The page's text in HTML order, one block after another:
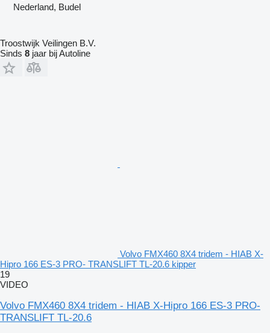
Nederland, Budel
Troostwijk Veilingen B.V.
Sinds 8 jaar bij Autoline
Volvo FMX460 8X4 tridem - HIAB X-
Hipro 166 ES-3 PRO- TRANSLIFT TL-20.6 kipper
19
VIDEO
Volvo FMX460 8X4 tridem - HIAB X-Hipro 166 ES-3 PRO-
TRANSLIFT TL-20.6